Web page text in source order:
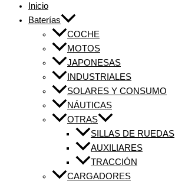
Inicio
Baterías
COCHE
MOTOS
JAPONESAS
INDUSTRIALES
SOLARES Y CONSUMO
NÁUTICAS
OTRAS
SILLAS DE RUEDAS
AUXILIARES
TRACCIÓN
CARGADORES